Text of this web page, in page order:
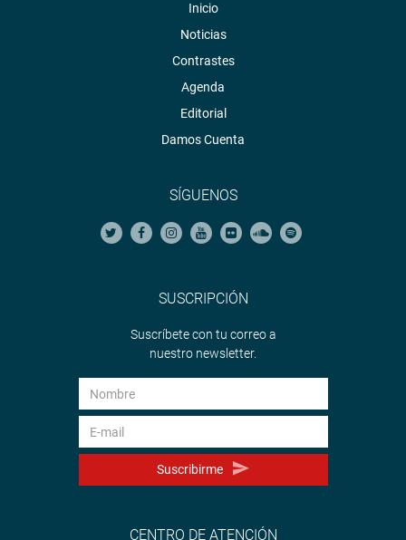
Inicio
Noticias
Contrastes
Agenda
Editorial
Damos Cuenta
SÍGUENOS
SUSCRIPCIÓN
Suscríbete con tu correo a
nuestro newsletter.
Suscribirme
CENTRO DE ATENCIÓN